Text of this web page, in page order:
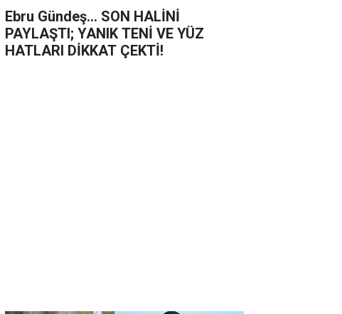
Ebru Gündeş... SON HALİNİ
PAYLAŞTI; YANIK TENİ VE YÜZ
HATLARI DİKKAT ÇEKTİ!